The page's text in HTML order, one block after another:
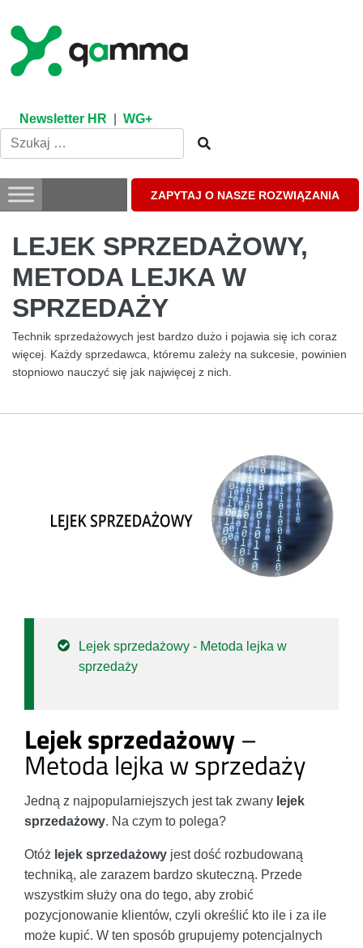
content
Newsletter HR WG+
ZAPYTAJ O NASZE ROZWIĄZANIA
LEJEK SPRZEDAŻOWY,
METODA LEJKA W
SPRZEDAŻY
Technik sprzedażowych jest bardzo dużo i pojawia się ich coraz
więcej. Każdy sprzedawca, któremu zależy na sukcesie, powinien
stopniowo nauczyć się jak najwięcej z nich.
Lejek sprzedażowy - Metoda lejka w
sprzedaży
Lejek sprzedażowy–
Metoda lejka w sprzedaży
Jedną z najpopularniejszych jest tak zwany lejek
sprzedażowy. Na czym to polega?
Otóż lejek sprzedażowy jest dość rozbudowaną
techniką, ale zarazem bardzo skuteczną. Przede
wszystkim służy ona do tego, aby zrobić
pozycjonowanie klientów, czyli określić kto ile i za ile
może kupić. W ten sposób grupujemy potencjalnych